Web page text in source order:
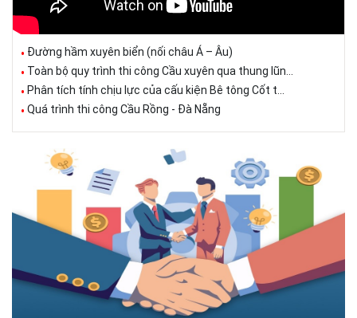
Đường hầm xuyên biển (nối châu Á – Âu)
Toàn bộ quy trình thi công Cầu xuyên qua thung lũn...
Phân tích tính chịu lực của cấu kiện Bê tông Cốt t...
Quá trình thi công Cầu Rồng - Đà Nẵng